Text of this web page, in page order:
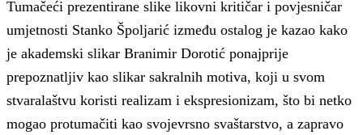
Tumačeći prezentirane slike likovni kritičar i povjesničar
umjetnosti Stanko Špoljarić između ostalog je kazao kako
je akademski slikar Branimir Dorotić ponajprije
prepoznatljiv kao slikar sakralnih motiva, koji u svom
stvaralaštvu koristi realizam i ekspresionizam, što bi netko
mogao protumačiti kao svojevrsno svaštarstvo, a zapravo